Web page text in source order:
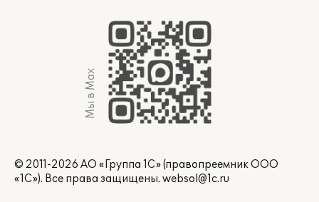
Мы в Max
© 2011-2026 АО «Группа 1С» (правопреемник ООО
«1С»). Все права защищены. websol@1c.ru